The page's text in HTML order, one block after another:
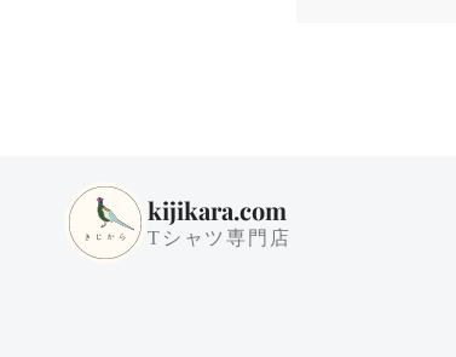
kijikara.com
Tシャツ専門店